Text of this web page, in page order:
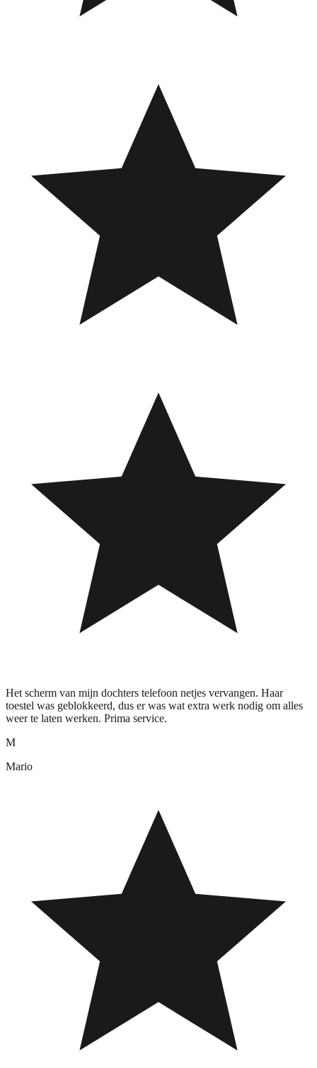
Het scherm van mijn dochters telefoon netjes vervangen. Haar
toestel was geblokkeerd, dus er was wat extra werk nodig om alles
weer te laten werken. Prima service.
M
Mario